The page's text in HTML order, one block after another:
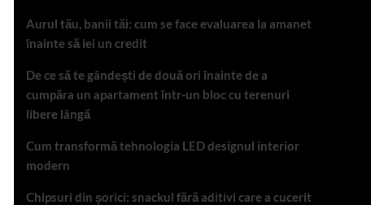
Aurul tău, banii tăi: cum se face evaluarea la amanet
înainte să iei un credit
De ce să te gândești de două ori înainte de a
cumpăra un apartament într-un bloc cu terenuri
libere lângă
Cum transformă tehnologia LED designul interior
modern
Chipsuri din șorici: snackul fără aditivi care a cucerit